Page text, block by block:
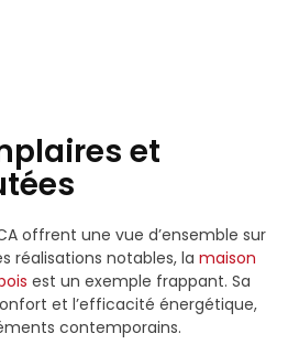
et
offrent une vue d’ensemble sur
réalisations notables, la maison
est un exemple frappant. Sa
et l’efficacité énergétique,
contemporains.